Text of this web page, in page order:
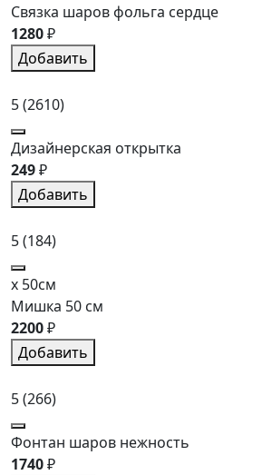
Связка шаров фольга сердце
1280₽
Добавить
5(2610)
Дизайнерская открытка
249₽
Добавить
5(184)
x 50см
Мишка 50 см
2200₽
Добавить
5(266)
Фонтан шаров нежность
1740₽